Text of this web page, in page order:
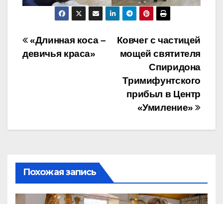
Навигация
по
Ковчег с частицей
мощей святителя
Спиридона
Тримифунтского
прибыл в Центр
«Умиление»
«Длинная коса –
девичья краса»
Похожая запись